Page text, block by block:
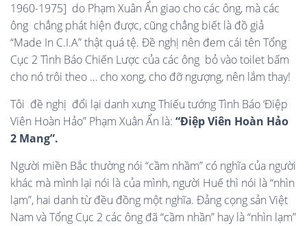
1960-1975] do Phạm Xuân Ẩn giao cho các ông, mà các
ông chẳng phát hiện được, cũng chẳng biết là đồ giả
“Made In C.I.A” thật quá tệ. Đề nghị nên đem cái tên Tổng
Cục 2 Tình Báo Chiến Lược của các ông bỏ vào toilet bấm
cho nó trôi theo … cho xong, cho đỡ ngượng, nên lắm thay!
Tôi đề nghị đổi lại danh xưng Thiếu tướng Tình Báo ‘Điệp
Viên Hoàn Hảo” Phạm Xuân Ẩn là: “ĐiệpViên Hoàn Hảo
2 Mang”.
Người miền Bắc thường nói “cầm nhầm” có nghĩa của người
khác mà mình lại nói là của mình, người Huế thì nói là “nhìn
lạm”, hai danh từ đều đồng một nghĩa. Đảng cọng sản Việt
Nam và Tổng Cục 2 các ông đã “cầm nhần” hay là “nhìn lạm”